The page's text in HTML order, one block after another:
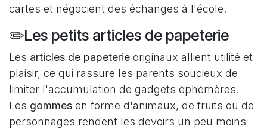
cartes et négocient des échanges à l'école.
✏️Les petits articles de papeterie
Les articles de papeterie originaux allient utilité et
plaisir, ce qui rassure les parents soucieux de
limiter l'accumulation de gadgets éphémères.
Les gommes en forme d'animaux, de fruits ou de
personnages rendent les devoirs un peu moins